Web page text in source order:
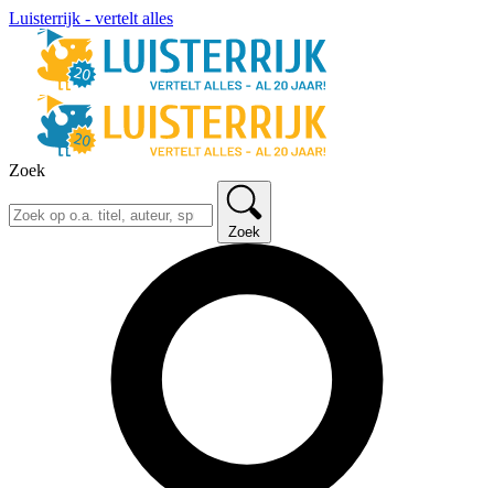
Luisterrijk - vertelt alles
Zoek
Zoek